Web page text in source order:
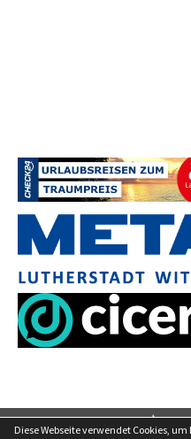
Diese Webseite verwendet Cookies,